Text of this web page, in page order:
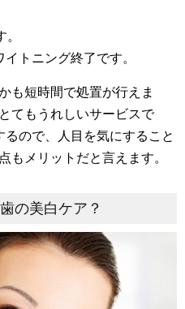
トニング終了です。
も短時間で処置が行えま
てもうれしいサービスで
ので、人目を気にすること
もメリットだと言えます。
の美白ケア？